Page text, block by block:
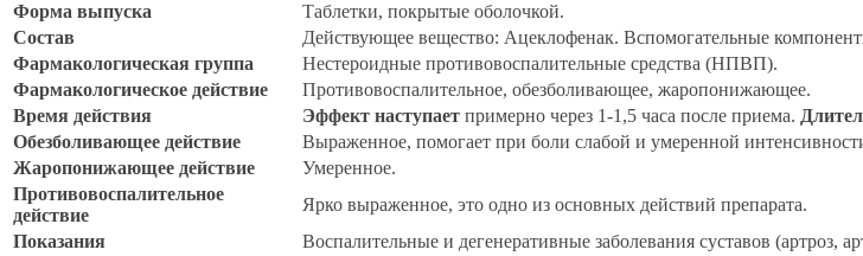
Форма выпуска
Таблетки, покрытые оболочкой.
Состав
Действующее вещество: Ацеклофенак. Вспомогательные
Фармакологическая группа
Нестероидные противовоспалительные средства (НПВП).
Фармакологическое действие
Противовоспалительное, обезболивающее, жаропонижающее.
Время действия
Эффект наступает примерно через 1-1,5 часа после приема.
Обезболивающее действие
Выраженное, помогает при боли слабой и умеренной
Жаропонижающее действие
Умеренное.
Противовоспалительное
действие
Ярко выраженное, это одно из основных действий препарата.
Показания
Воспалительные и дегенеративные заболевания суставов (артроз,